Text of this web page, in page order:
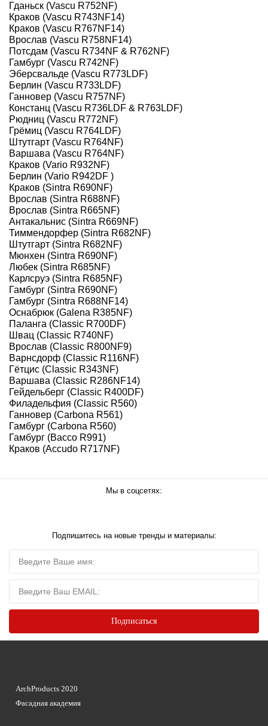
Гданьск (Vascu R752NF)
Краков (Vascu R743NF14)
Краков (Vascu R767NF14)
Врослав (Vascu R758NF14)
Потсдам (Vascu R734NF & R762NF)
Гамбург (Vascu R742NF)
Эберсвальде (Vascu R773LDF)
Берлин (Vascu R733LDF)
Ганновер (Vascu R757NF)
Констанц (Vascu R736LDF & R763LDF)
Рюдниц (Vascu R772NF)
Грёмиц (Vascu R764LDF)
Штутгарт (Vascu R764NF)
Варшава (Vascu R764NF)
Краков (Vario R932NF)
Берлин (Vario R942DF )
Краков (Sintra R690NF)
Врослав (Sintra R688NF)
Врослав (Sintra R665NF)
Антакальнис (Sintra R669NF)
Тиммендорфер (Sintra R682NF)
Штутгарт (Sintra R682NF)
Мюнхен (Sintra R690NF)
Любек (Sintra R685NF)
Карлсруэ (Sintra R685NF)
Гамбург (Sintra R690NF)
Гамбург (Sintra R688NF14)
Оснабрюк (Galena R385NF)
Паланга (Classic R700DF)
Швац (Classic R740NF)
Врослав (Classic R800NF9)
Варнсдорф (Classic R116NF)
Гётцис (Classic R343NF)
Варшава (Classic R286NF14)
Гейдельберг (Classic R400DF)
Филадельфия (Classic R560)
Ганновер (Carbona R561)
Гамбург (Carbona R560)
Гамбург (Bacco R991)
Краков (Accudo R717NF)
Мы в соцсетях:
Подпишитесь на новые тренды и материалы:
ArchProducts 2020
Фасадная академия